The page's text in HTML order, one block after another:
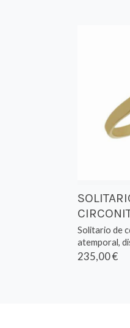
Solitario de
atemporal,
235,00 €